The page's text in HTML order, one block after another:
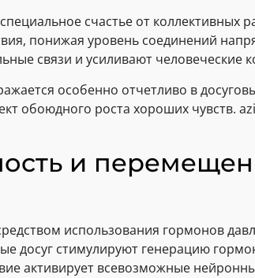
счастье от коллективных
понижая уровень соединений
связи и усиливают человеческие
особенно отчетливо в
обоюдного роста хороших чувств.
и
использования гормонов
досуг стимулируют генерацию
активирует всевозможные